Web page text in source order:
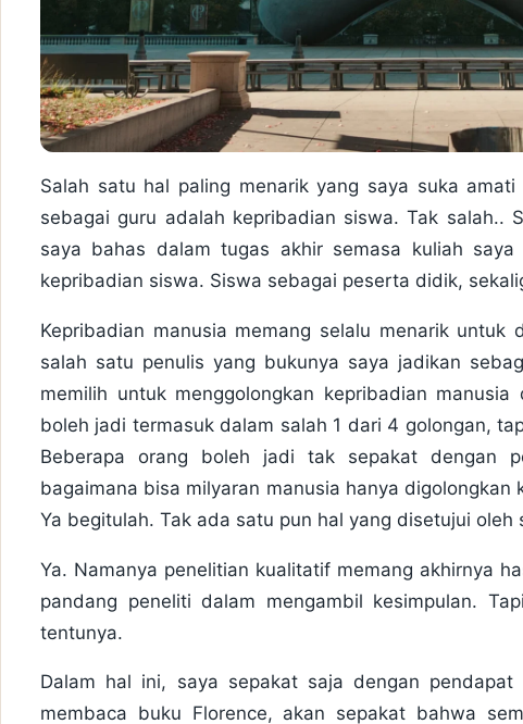
Salah satu hal paling menarik yang saya suka
sebagai guru adalah kepribadian siswa. Tak salah..
saya bahas dalam tugas akhir semasa kuliah
kepribadian siswa. Siswa sebagai peserta didik,
Kepribadian manusia memang selalu menarik untuk
salah satu penulis yang bukunya saya jadikan
memilih untuk menggolongkan kepribadian
boleh jadi termasuk dalam salah 1 dari 4 golongan,
Beberapa orang boleh jadi tak sepakat dengan
bagaimana bisa milyaran manusia hanya
Ya begitulah. Tak ada satu pun hal yang disetujui oleh
Ya. Namanya penelitian kualitatif memang akhirnya
pandang peneliti dalam mengambil kesimpulan.
tentunya.
Dalam hal ini, saya sepakat saja dengan
membaca buku Florence, akan sepakat bahwa